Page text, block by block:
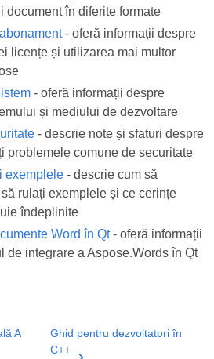
document în diferite formate
- oferă informații despre
licențe și utilizarea mai multor
- oferă informații despre
și mediului de dezvoltare
- descrie note și sfaturi despre
problemele comune de securitate
exemplele- descrie cum să
rulați exemplele și ce cerințe
îndeplinite
Word în Qt- oferă informații
de integrare a Aspose.Words în Qt
A
Ghid pentru dezvoltatori în
C++